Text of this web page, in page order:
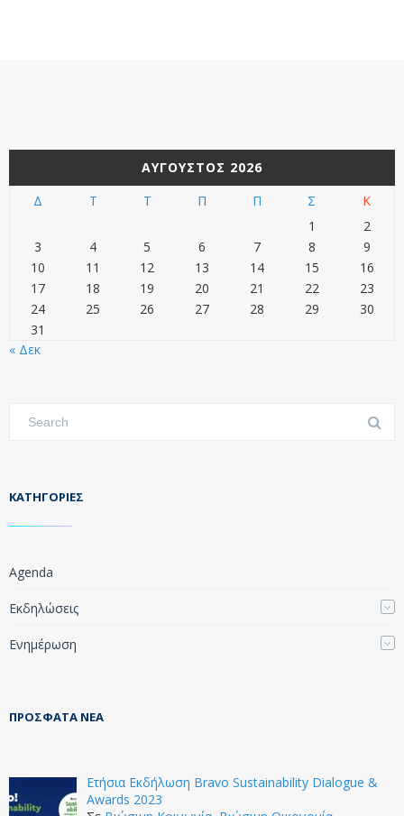
ΑΎΓΟΥΣΤΟΣ 2026
Δ
Τ Τ Π Π Σ
Κ
1
2
3
4 5 6 7 8
9
10
11 12 13 14 15
16
17
18 19 20 21 22
23
24
25 26 27 28 29
30
31
« Δεκ
KΑΤΗΓΟΡΊΕΣ
Agenda
Εκδηλώσεις
Ενημέρωση
ΠΡΌΣΦΑΤΑ ΝΈΑ
Ετήσια Εκδήλωση Bravo Sustainability Dialogue &
Awards 2023